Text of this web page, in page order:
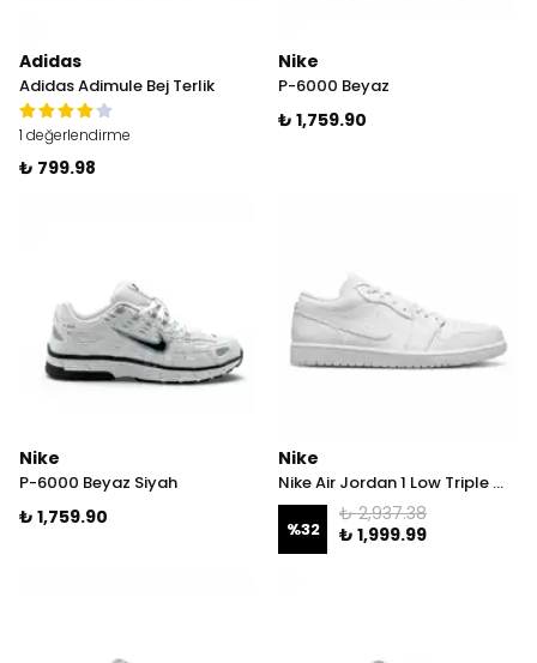
Adidas
Adidas Adimule Bej Terlik
1 değerlendirme
₺ 799.98
Nike
P-6000 Beyaz
₺ 1,759.90
Nike
P-6000 Beyaz Siyah
₺ 1,759.90
Nike
Nike Air Jordan 1 Low Triple White 40 İNDİRİM!
%32
₺ 2,937.38
₺ 1,999.99